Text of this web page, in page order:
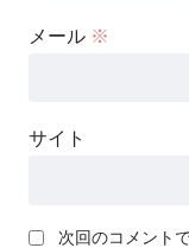
メール ※
サイト
次回のコメント